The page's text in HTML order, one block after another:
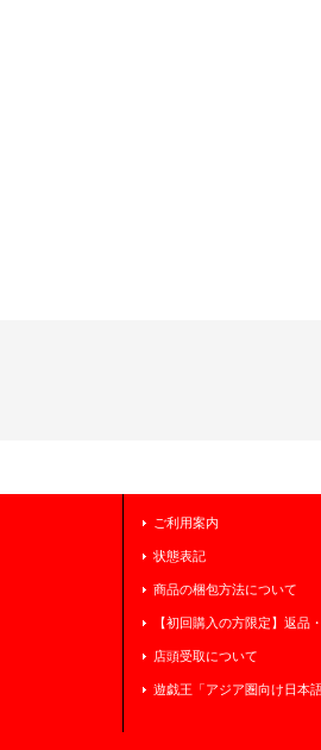
ご利用案内
状態表記
商品の梱包方法について
【初回購入の方限定】返品
店頭受取について
遊戯王「アジア圏向け日本